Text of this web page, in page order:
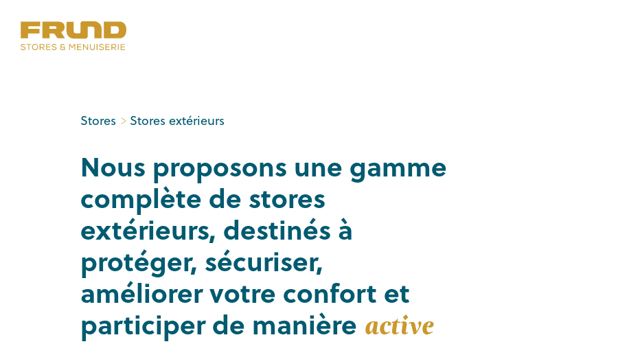
Stores Stores extérieurs
Nous proposons une gamme
complète de stores
extérieurs, destinés à
protéger, sécuriser,
améliorer votre confort et
participer de manière active